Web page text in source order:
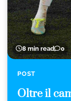
8 min read 0
POST
Oltre il